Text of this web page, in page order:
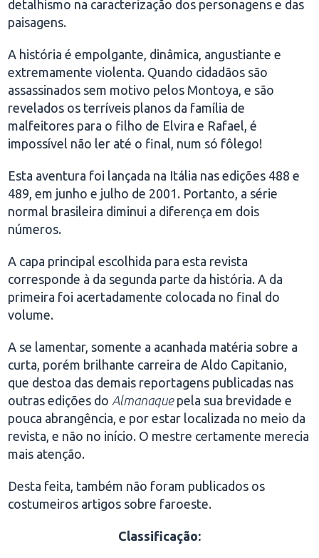
detalhismo na caracterização dos personagens e das
paisagens.
A história é empolgante, dinâmica, angustiante e
extremamente violenta. Quando cidadãos são
assassinados sem motivo pelos Montoya, e são
revelados os terríveis planos da família de
malfeitores para o filho de Elvira e Rafael, é
impossível não ler até o final, num só fôlego!
Esta aventura foi lançada na Itália nas edições 488 e
489, em junho e julho de 2001. Portanto, a série
normal brasileira diminui a diferença em dois
números.
A capa principal escolhida para esta revista
corresponde à da segunda parte da história. A da
primeira foi acertadamente colocada no final do
volume.
A se lamentar, somente a acanhada matéria sobre a
curta, porém brilhante carreira de Aldo Capitanio,
que destoa das demais reportagens publicadas nas
outras edições do Almanaquepela sua brevidade e
pouca abrangência, e por estar localizada no meio da
revista, e não no início. O mestre certamente merecia
mais atenção.
Desta feita, também não foram publicados os
costumeiros artigos sobre faroeste.
Classificação: